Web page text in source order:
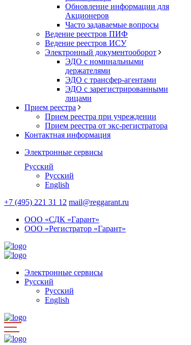
Обновление информации для
Акционеров
Часто задаваемые вопросы
Ведение реестров ПИФ
Ведение реестров ИСУ
Электронный документооборот
ЭДО с номинальными
держателями
ЭДО с трансфер-агентами
ЭДО с зарегистрированными
лицами
Прием реестра
Прием реестра при учреждении
Прием реестра от экс-регистратора
Контактная информация
Электронные сервисы
Русский
Русский
English
+7 (495) 221 31 12 mail@reggarant.ru
ООО «СДК «Гарант»
ООО «Регистратор «Гарант»
Электронные сервисы
Русский
Русский
English